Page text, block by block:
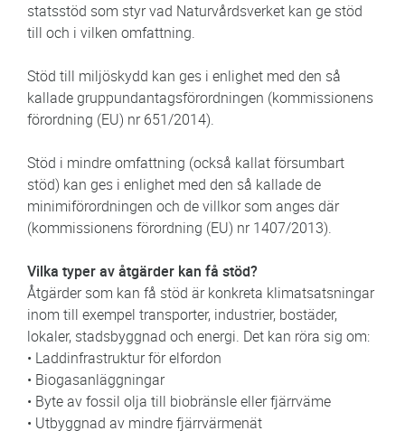
statsstöd som styr vad Naturvårdsverket kan ge stöd
till och i vilken omfattning.
Stöd till miljöskydd kan ges i enlighet med den så
kallade gruppundantagsförordningen (kommissionens
förordning (EU) nr 651/2014).
Stöd i mindre omfattning (också kallat försumbart
stöd) kan ges i enlighet med den så kallade de
minimiförordningen och de villkor som anges där
(kommissionens förordning (EU) nr 1407/2013).
Vilka typer av åtgärder kan få stöd?
Åtgärder som kan få stöd är konkreta klimatsatsningar
inom till exempel transporter, industrier, bostäder,
lokaler, stadsbyggnad och energi. Det kan röra sig om:
• Laddinfrastruktur för elfordon
• Biogasanläggningar
• Byte av fossil olja till biobränsle eller fjärrväme
• Utbyggnad av mindre fjärrvärmenät